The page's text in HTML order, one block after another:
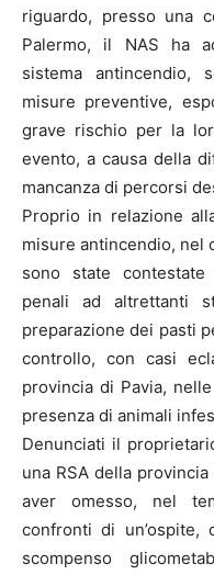
riguardo, presso una
Palermo, il NAS ha
sistema antincendio,
misure preventive,
grave rischio per la
evento, a causa della
mancanza di percorsi
Proprio in relazione
misure antincendio, nel
sono state contestate
penali ad altrettanti
preparazione dei pasti
controllo, con casi
provincia di Pavia,
presenza di animali
Denunciati il
una RSA della
aver omesso, nel
confronti di un’ospite,
scompenso